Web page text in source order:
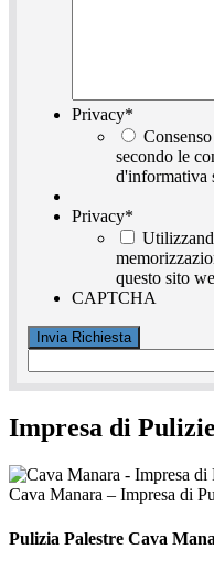
Privacy*
secondo le
d'informativa
Privacy*
questo sito
CAPTCHA
Impresa di
Cava Manara – Impresa di
Pulizia Palestre Cava